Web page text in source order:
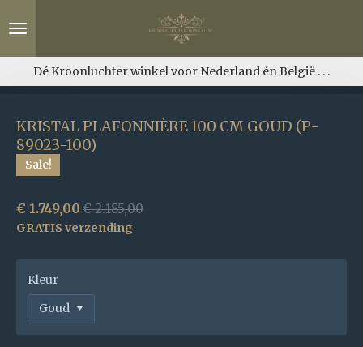
direct
hoofdinhoud
Dé Kroonluchter winkel voor Nederland én België . . .
KRISTAL PLAFONNIÈRE 100 CM GOUD (P-
89023-100)
Sale!
€ 1.749,00 € 2.185,00
GRATIS verzending
Kleur